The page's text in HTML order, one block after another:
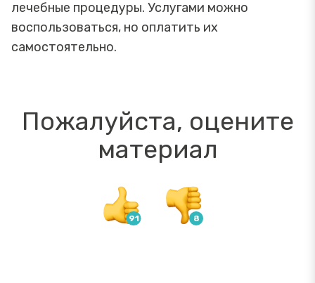
лечебные процедуры. Услугами можно
воспользоваться, но оплатить их
самостоятельно.
Пожалуйста, оцените
материал